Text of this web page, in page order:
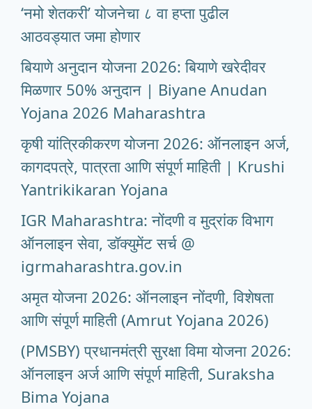
‘नमो शेतकरी’ योजनेचा ८ वा हप्ता पुढील
आठवड्यात जमा होणार
बियाणे अनुदान योजना 2026: बियाणे खरेदीवर
मिळणार 50% अनुदान | Biyane Anudan
Yojana 2026 Maharashtra
कृषी यांत्रिकीकरण योजना 2026: ऑनलाइन अर्ज,
कागदपत्रे, पात्रता आणि संपूर्ण माहिती | Krushi
Yantrikikaran Yojana
IGR Maharashtra: नोंदणी व मुद्रांक विभाग
ऑनलाइन सेवा, डॉक्युमेंट सर्च @
igrmaharashtra.gov.in
अमृत योजना 2026: ऑनलाइन नोंदणी, विशेषता
आणि संपूर्ण माहिती (Amrut Yojana 2026)
(PMSBY) प्रधानमंत्री सुरक्षा विमा योजना 2026:
ऑनलाइन अर्ज आणि संपूर्ण माहिती, Suraksha
Bima Yojana